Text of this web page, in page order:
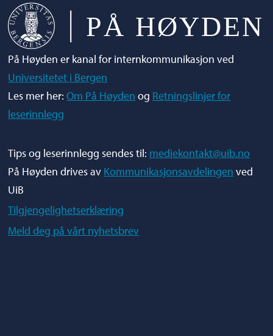
På Høyden er kanal for internkommunikasjon ved
Universitetet i Bergen
Les mer her:Om På Høyden og Retningslinjer for
leserinnlegg
Tips og leserinnlegg sendes til: mediekontakt@uib.no
På Høyden drives av Kommunikasjonsavdelingen ved
UiB
Tilgjengelighetserklæring
Meld deg på vårt nyhetsbrev